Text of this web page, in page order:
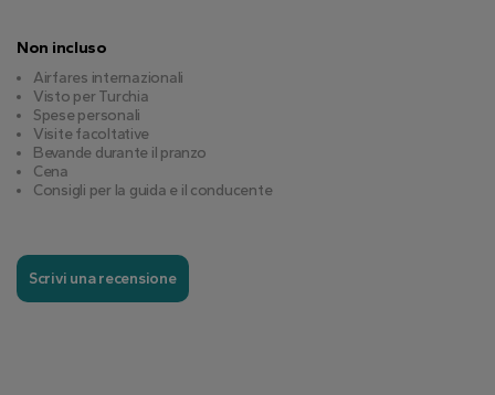
Non incluso
Airfares internazionali
Visto per Turchia
Spese personali
Visite facoltative
Bevande durante il pranzo
Cena
Consigli per la guida e il conducente
Scrivi una recensione